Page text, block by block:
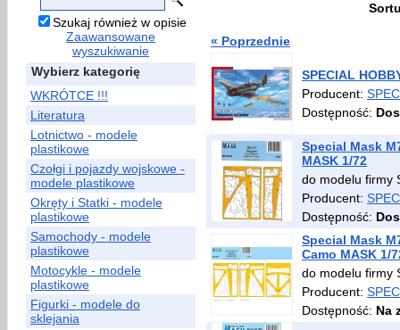
Szukaj również w opisie
Zaawansowane
wyszukiwanie
Wybierz kategorię
WKRÓTCE !!!
Literatura
Lotnictwo - modele
plastikowe
Czołgi i pojazdy wojskowe -
modele plastikowe
Okręty i Statki - modele
plastikowe
Samochody - modele
plastikowe
Motocykle - modele
plastikowe
Figurki - modele do
sklejania
« Poprzednie
SPECIAL
Producent:
Dostępność:
Special Mask
MASK 1/72
do modelu firmy
Producent:
Dostępność:
Special Mask
Camo MASK 1/
do modelu firmy
Producent:
Dostępność: Na